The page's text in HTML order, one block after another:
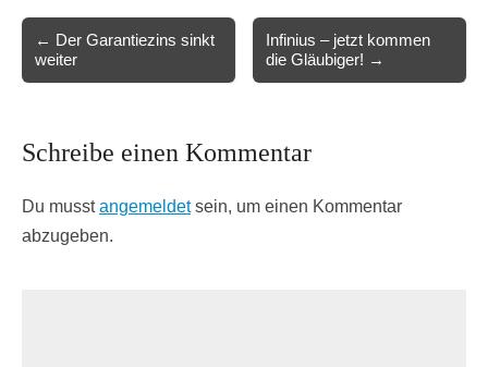
navigation
← Der Garantiezins sinkt
weiter
Infinius – jetzt kommen
die Gläubiger! →
Schreibe einen Kommentar
Du musstangemeldetsein, um einen Kommentar
abzugeben.